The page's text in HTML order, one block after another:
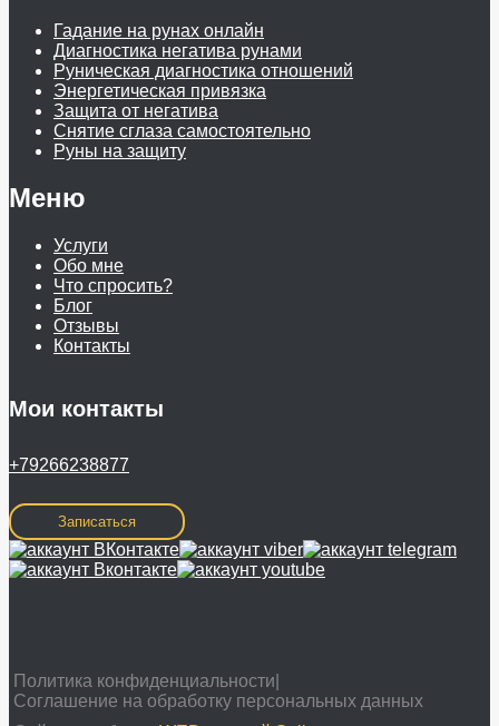
Гадание на рунах онлайн
Диагностика негатива рунами
Руническая диагностика отношений
Энергетическая привязка
Защита от негатива
Снятие сглаза самостоятельно
Руны на защиту
Меню
Услуги
Обо мне
Что спросить?
Блог
Отзывы
Контакты
Мои контакты
+79266238877
Записаться
Политика конфиденциальности|
Соглашение на обработку персональных данных